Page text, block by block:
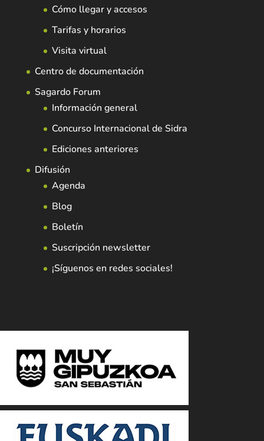
Cómo llegar y accesos
Tarifas y horarios
Visita virtual
Centro de documentación
Sagardo Forum
Información general
Concurso Internacional de Sidra
Ediciones anteriores
Difusión
Agenda
Blog
Boletín
Suscripción newsletter
¡Síguenos en redes sociales!